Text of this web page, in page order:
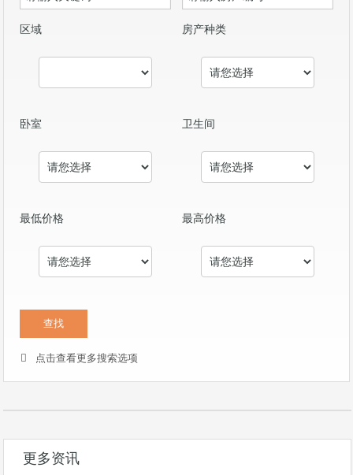
区域 房产种类
卧室 卫生间
最低价格 最高价格
点击查看更多搜索选项
更多资讯